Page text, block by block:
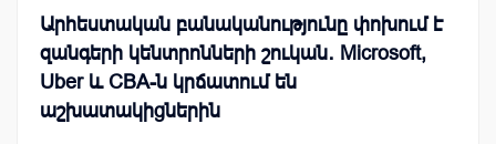
Արհեստական բանականությունը փոխում է
զանգերի կենտրոնների շուկան․ Microsoft,
Uber և CBA-ն կրճատում են
աշխատակիցներին